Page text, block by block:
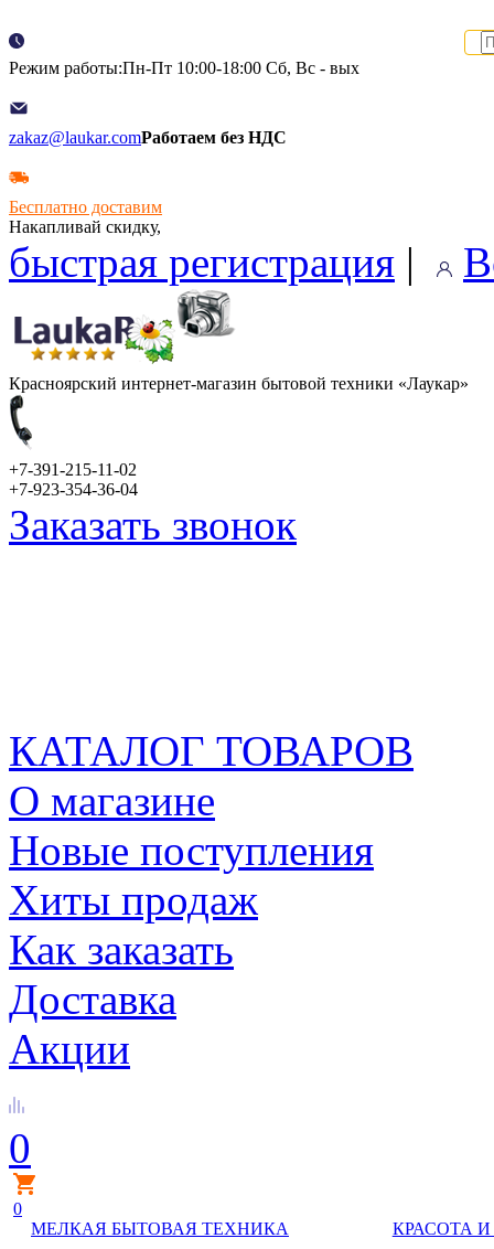
Режим работы:Пн-Пт 10:00-18:00 Сб, Вс - вых
zakaz@laukar.comРаботаем без НДС
Бесплатно доставим
Накапливай скидку,
быстрая регистрация |
Красноярский интернет-магазин бытовой техники «Лаукар»
+7-391-215-11-02
+7-923-354-36-04
Заказать звонок
КАТАЛОГ ТОВАРОВ
О магазине
Новые поступления
Хиты продаж
Как заказать
Доставка
Акции
0
0
МЕЛКАЯ БЫТОВАЯ ТЕХНИКА
КРАСОТА И